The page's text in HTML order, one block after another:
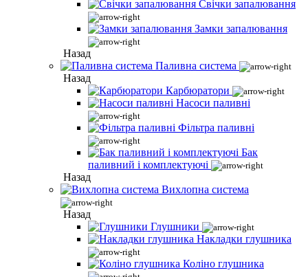
Свічки запалювання
Замки запалювання
Назад
Паливна система
Назад
Карбюратори
Насоси паливні
Фільтра паливні
Бак
паливний і комплектуючі
Назад
Вихлопна система
Назад
Глушники
Накладки глушника
Коліно глушника